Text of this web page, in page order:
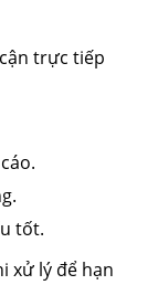
trực tiếp
tốt.
xử lý để hạn